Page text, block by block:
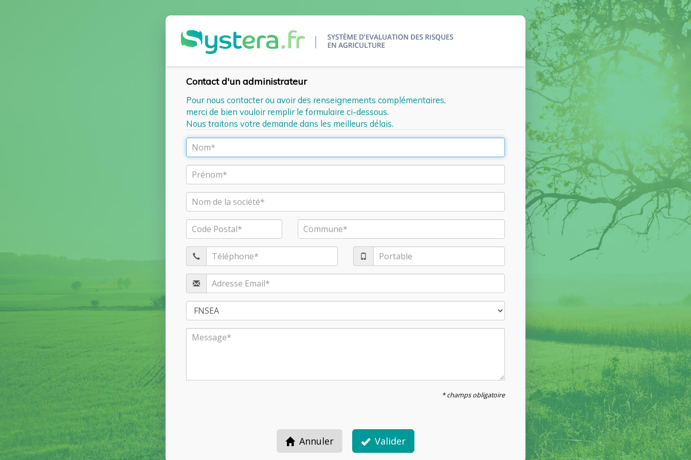
Contact d'un administrateur
Pour nous contacter ou avoir des renseignements complémentaires,
merci de bien vouloir remplir le formulaire ci-dessous.
Nous traitons votre demande dans les meilleurs délais.
* champs obligatoire
Annuler Valider